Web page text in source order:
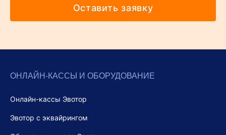
Оставить заявку
ОНЛАЙН-КАССЫ И ОБОРУДОВАНИЕ
Онлайн-кассы Эвотор
Эвотор с эквайрингом